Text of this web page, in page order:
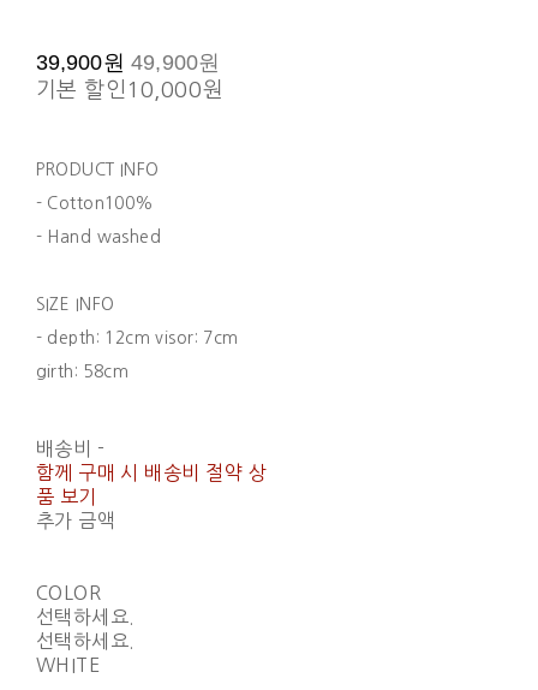
39,900원49,900원
기본 할인 10,000원
PRODUCT INFO
- Cotton100%
- Hand washed
SIZE INFO
- depth: 12cm visor: 7cm
girth: 58cm
배송비 -
함께 구매 시 배송비 절약 상
품 보기
추가 금액
COLOR
선택하세요.
선택하세요.
WHITE